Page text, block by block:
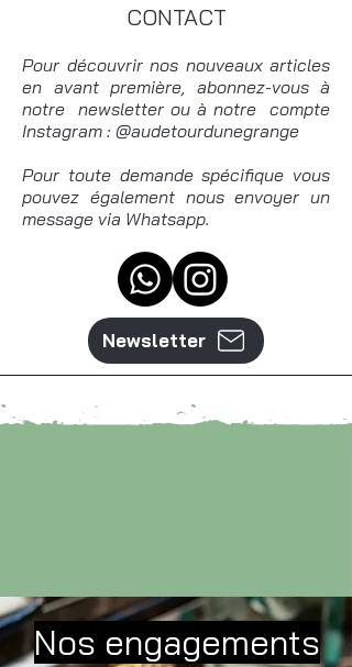
CONTACT
Pour découvrir nos nouveaux articles
en avant première, abonnez-vous à
notre newsletter ou à notre compte
Instagram : @audetourdunegrange
Pour toute demande spécifique vous
pouvez également nous envoyer un
message via Whatsapp.
Newsletter
Nos engagements